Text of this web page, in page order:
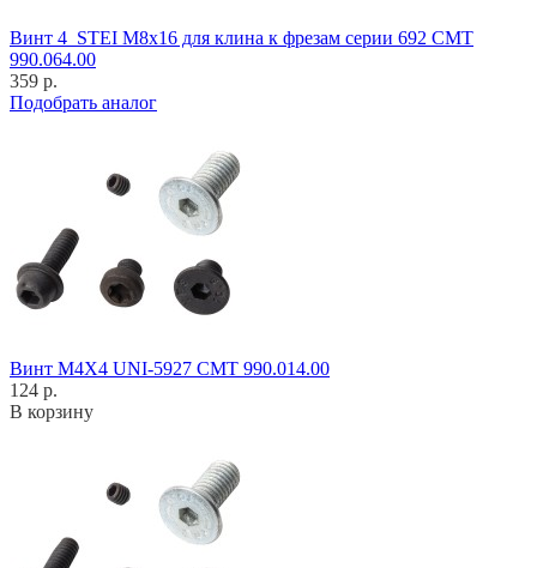
Винт 4_STEI M8x16 для клина к фрезам серии 692 CMT
990.064.00
359 р.
Подобрать аналог
Винт M4X4 UNI-5927 CMT 990.014.00
124 р.
В корзину